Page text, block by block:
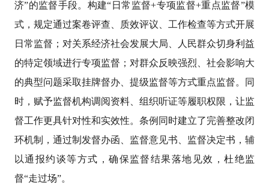
济”的监督手段。构建“日常监督+专项监督+重点监督”模
式，规定通过案卷评查、质效评议、工作检查等方式开展
日常监督；对关系经济社会发展大局、人民群众切身利益
的特定领域进行专项监督；对群众反映强烈、社会影响大
的典型问题采取挂牌督办、提级监督等方式重点监督。同
时，赋予监督机构调阅资料、组织听证等履职权限，让监
督工作更具针对性和实效性。条例同时建立了完善整改闭
环机制，通过制发督办函、监督意见书、监督决定书，辅
以通报约谈等方式，确保监督结果落地见效，杜绝监
督“走过场”。